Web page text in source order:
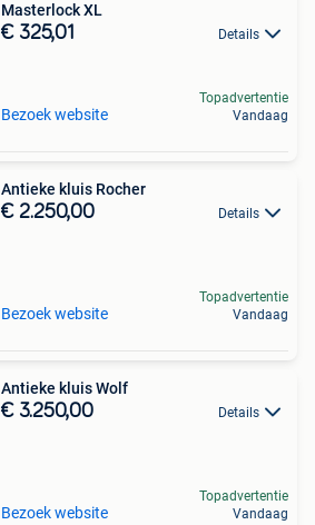
Masterlock XL
€ 325,01 Details
Bezoek website
Topadvertentie
Vandaag
Antieke kluis Rocher
€ 2.250,00 Details
Bezoek website
Topadvertentie
Vandaag
Antieke kluis Wolf
€ 3.250,00 Details
Bezoek website
Topadvertentie
Vandaag